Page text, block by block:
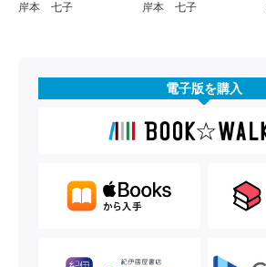
岸本 七子
岸本 七子
電子版を購入